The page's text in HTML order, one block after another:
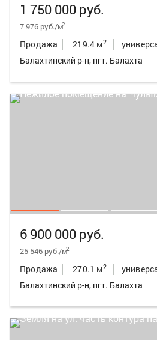
1 750 000 руб.
7 976 руб./м2
Продажа 219.4 м2
Балахтинский р-н, пгт. Балахта
6 900 000 руб.
25 546 руб./м2
Продажа 270.1 м2
Балахтинский р-н, пгт. Балахта